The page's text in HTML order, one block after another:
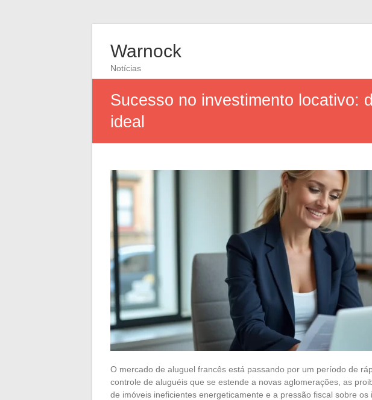
Warnock
Notícias
Sucesso no investimento locativo:
ideal
O mercado de aluguel francês está passando por um período de
controle de aluguéis que se estende a novas aglomerações, as
de imóveis ineficientes energeticamente e a pressão fiscal sobre os